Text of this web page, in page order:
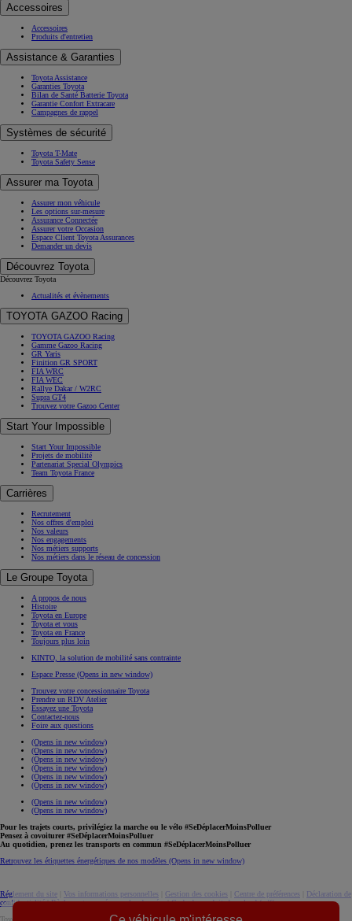
Accessoires
Accessoires
Produits d'entretien
Assistance & Garanties
Toyota Assistance
Garanties Toyota
Bilan de Santé Batterie Toyota
Garantie Confort Extracare
Campagnes de rappel
Systèmes de sécurité
Toyota T-Mate
Toyota Safety Sense
Assurer ma Toyota
Assurer mon véhicule
Les options sur-mesure
Assurance Connectée
Assurer votre Occasion
Espace Client Toyota Assurances
Demander un devis
Découvrez Toyota
Découvrez Toyota
Actualités et évènements
TOYOTA GAZOO Racing
TOYOTA GAZOO Racing
Gamme Gazoo Racing
GR Yaris
Finition GR SPORT
FIA WRC
FIA WEC
Rallye Dakar / W2RC
Supra GT4
Trouvez votre Gazoo Center
Start Your Impossible
Start Your Impossible
Projets de mobilité
Partenariat Special Olympics
Team Toyota France
Carrières
Recrutement
Nos offres d'emploi
Nos valeurs
Nos engagements
Nos métiers supports
Nos métiers dans le réseau de concession
Le Groupe Toyota
A propos de nous
Histoire
Toyota en Europe
Toyota et vous
Toyota en France
Toujours plus loin
KINTO, la solution de mobilité sans contrainte
Espace Presse (Opens in new window)
Trouvez votre concessionnaire Toyota
Prendre un RDV Atelier
Essayez une Toyota
Contactez-nous
Foire aux questions
(Opens in new window)
(Opens in new window)
(Opens in new window)
(Opens in new window)
(Opens in new window)
(Opens in new window)
(Opens in new window)
(Opens in new window)
Pour les trajets courts, privilégiez la marche ou le vélo #SeDéplacerMoinsPolluer
Pensez à covoiturer #SeDéplacerMoinsPolluer
Au quotidien, prenez les transports en commun #SeDéplacerMoinsPolluer
Retrouvez les étiquettes énergétiques de nos modèles (Opens in new window)
Réglement du site Vos informations personnelles Gestion des cookies Centre de préférences
Déclaration de
confidentialité|Règlement européen sur les données|Code de conduitedownload (pdf(
Toyota. Tous droits réservés. © 2026